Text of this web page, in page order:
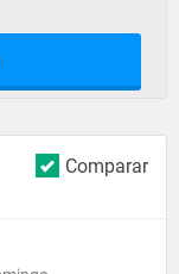
Comparar